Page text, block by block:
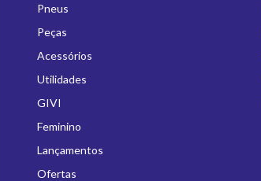
Pneus
Peças
Acessórios
Utilidades
GIVI
Feminino
Lançamentos
Ofertas